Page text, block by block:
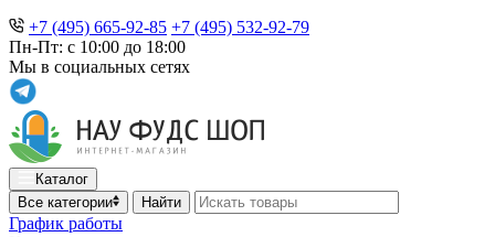
+7 (495) 665-92-85 +7 (495) 532-92-79
Пн-Пт: с 10:00 до 18:00
Мы в социальных сетях
Каталог
Все категории
Найти
График работы